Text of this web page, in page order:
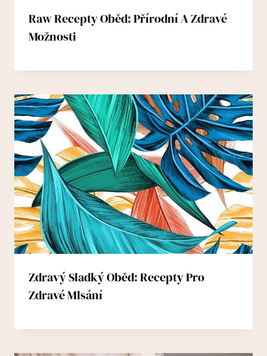
Raw Recepty Oběd: Přírodní A Zdravé
Možnosti
Zdravý Sladký Oběd: Recepty Pro
Zdravé Mlsání